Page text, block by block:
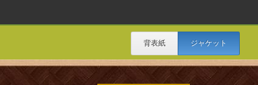
背表紙 ジャケット